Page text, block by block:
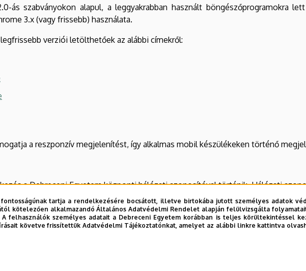
ás szabványokon alapul, a leggyakrabban használt böngészőprogramokra
3.x (vagy frissebb) használata.
verziói letölthetőek az alábbi címekről:
a reszponzív megjelenítést, így alkalmas mobil készülékeken történő
a Debreceni Egyetem központi hálózati azonosítóval történik. Hálózati
aportal.unideb.hu
címen. Ezen a weboldalon további információkat is talál a
szükséges a Neptun tanulmányi rendszer használatához is.)
egyetemi polgárok számára érhetők el, így amennyiben ezeket a tartalmakat is
A hitelesítési folyamat SSL titkosított csatornán keresztül történik, így
tartja a rendelkezésére bocsátott, illetve birtokába jutott személyes adatok
kötelezően alkalmazandó Általános Adatvédelmi Rendelet alapján felülvizsgálta
felhasználók személyes adatait a Debreceni Egyetem korábban is teljes körültekintéssel
követve frissítettük Adatvédelmi Tájékoztatónkat, amelyet az alábbi linkre kattintva